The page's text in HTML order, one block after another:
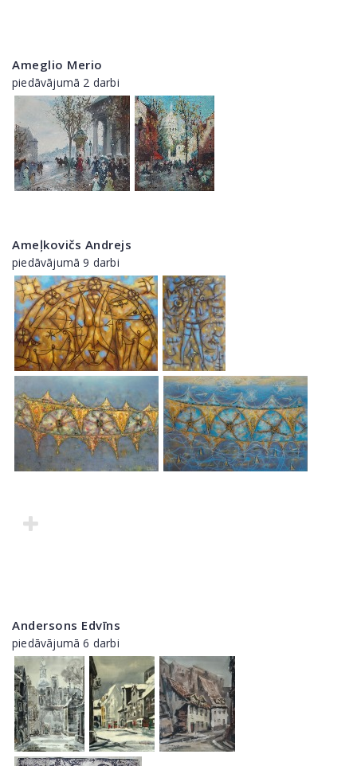
Ameglio Merio
piedāvājumā 2 darbi
Ameļkovičs Andrejs
piedāvājumā 9 darbi
Andersons Edvīns
piedāvājumā 6 darbi